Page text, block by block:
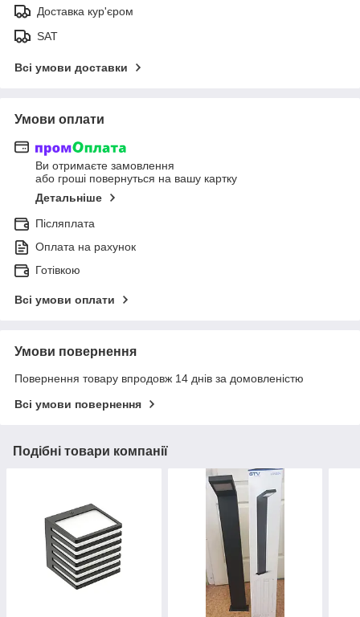
Доставка кур'єром
SAT
Всі умови доставки
Умови оплати
Ви отримаєте замовлення
або гроші повернуться на вашу картку
Детальніше
Післяплата
Оплата на рахунок
Готівкою
Всі умови оплати
Умови повернення
Повернення товару впродовж 14 днів за домовленістю
Всі умови повернення
Подібні товари компанії